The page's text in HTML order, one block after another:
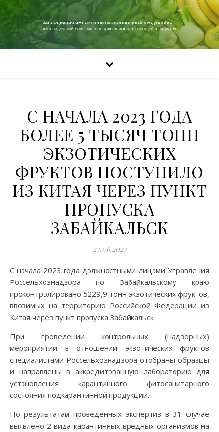
С НАЧАЛА 2023 ГОДА
БОЛЕЕ 5 ТЫСЯЧ ТОНН
ЭКЗОТИЧЕСКИХ
ФРУКТОВ ПОСТУПИЛО
ИЗ КИТАЯ ЧЕРЕЗ ПУНКТ
ПРОПУСКА
ЗАБАЙКАЛЬСК
23.06.2023
С начала 2023 года должностными лицами Управления
Россельхознадзора по Забайкальскому краю
проконтролировано 5229,9 тонн экзотических фруктов,
ввозимых на территорию Российской Федерации из
Китая через пункт пропуска Забайкальск.
При проведении контрольных (надзорных)
мероприятий в отношении экзотических фруктов
специалистами Россельхознадзора отобраны образцы
и направлены в аккредитованную лабораторию для
установления карантинного фитосанитарного
состояния подкарантинной продукции.
По результатам проведенных экспертиз в 31 случае
выявлено 2 вида карантинных вредных организмов на